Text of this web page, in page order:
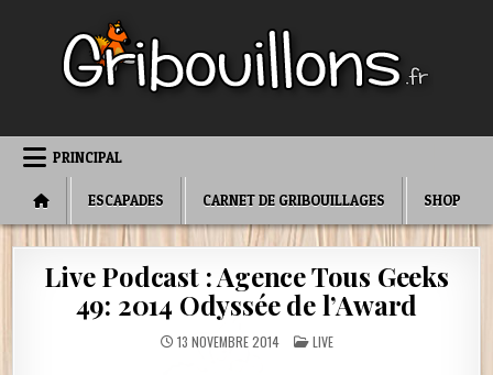
PRINCIPAL
ESCAPADES CARNET DE GRIBOUILLAGES SHOP
Live Podcast : Agence Tous Geeks
49: 2014 Odyssée de l’Award
13 NOVEMBRE 2014 POSTED
IN
LIVE